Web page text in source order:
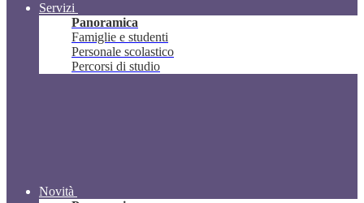
Servizi
Panoramica
Famiglie e studenti
Personale scolastico
Percorsi di studio
Novità